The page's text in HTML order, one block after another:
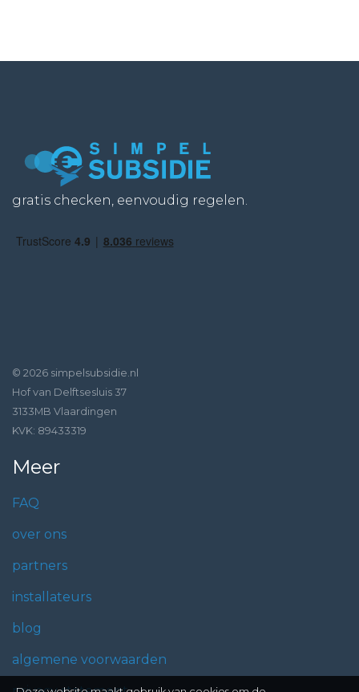
gratis checken, eenvoudig regelen.
© 2026 simpelsubsidie.nl
Hof van Delftsesluis 37
3133MB Vlaardingen
KVK: 89433319
Meer
FAQ
over ons
partners
installateurs
blog
algemene voorwaarden